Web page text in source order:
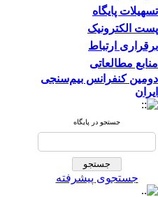
تسهیلات پایگاه
پست الکترونیک
برقراری ارتباط
منابع مطالعاتی
دومین کنفرانس بیم‌سنجی
ایران
جستجو در پایگاه
جستجوی پیشرفته